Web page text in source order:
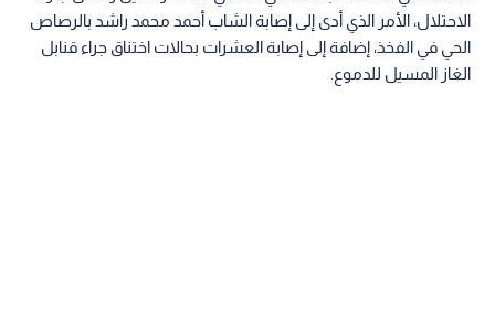
الاحتلال، الأمر الذي أدى إلى إصابة الشاب أحمد محمد راشد بالرصاص
الحي في الفخذ، إضافة إلى إصابة العشرات بحالات اختناق جراء قنابل
الغاز المسيل للدموع.